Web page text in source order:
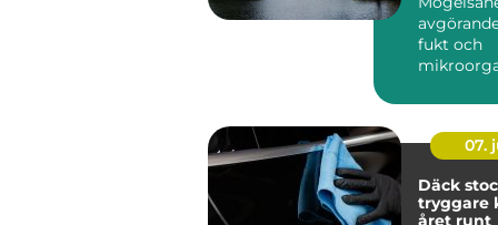
fukt och
07.
Däck
tryggare
året runt